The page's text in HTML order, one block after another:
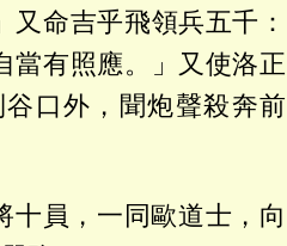
命吉乎飛領兵五千：
當有照應。」又使洛正
口外，聞炮聲殺奔前
十員，一同歐道士，向